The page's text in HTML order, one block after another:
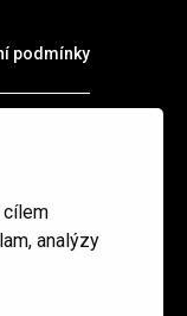
cílem
analýzy
podmínky